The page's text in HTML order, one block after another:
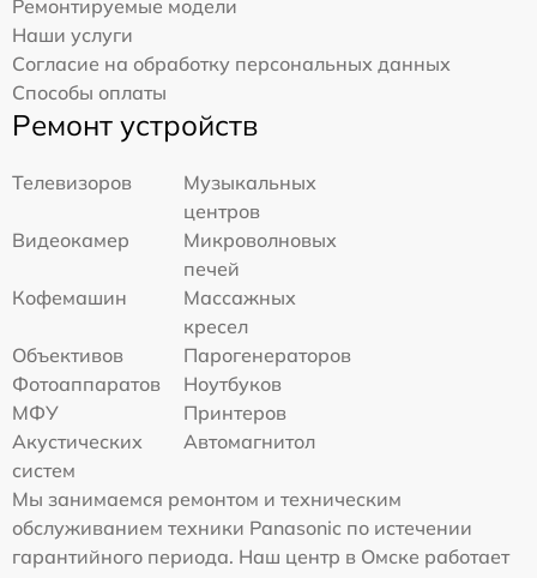
Ремонтируемые модели
Наши услуги
Согласие на обработку персональных данных
Способы оплаты
Ремонт устройств
Телевизоров
Музыкальных
центров
Видеокамер
Микроволновых
печей
Кофемашин
Массажных
кресел
Объективов
Парогенераторов
Фотоаппаратов
Ноутбуков
МФУ
Принтеров
Акустических
систем
Автомагнитол
Мы занимаемся ремонтом и техническим
обслуживанием техники Panasonic по истечении
гарантийного периода. Наш центр в Омске работает